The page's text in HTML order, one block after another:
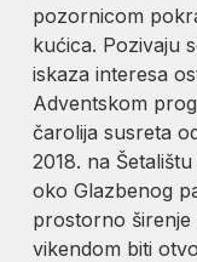
pozornicom
kućica. Pozivaju
iskaza interesa
Adventskom
čarolija susreta
2018. na
oko Glazbenog
prostorno širenje
vikendom biti